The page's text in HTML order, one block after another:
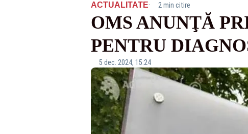
ACTUALITATE· 2 min citire
OMS ANUNŢĂ
PENTRU
5 dec. 2024, 15:24